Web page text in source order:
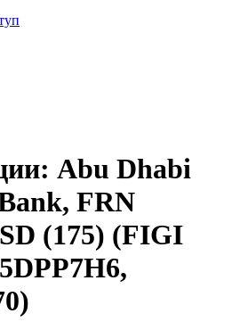
Abu Dhabi
FRN
(175) (FIGI